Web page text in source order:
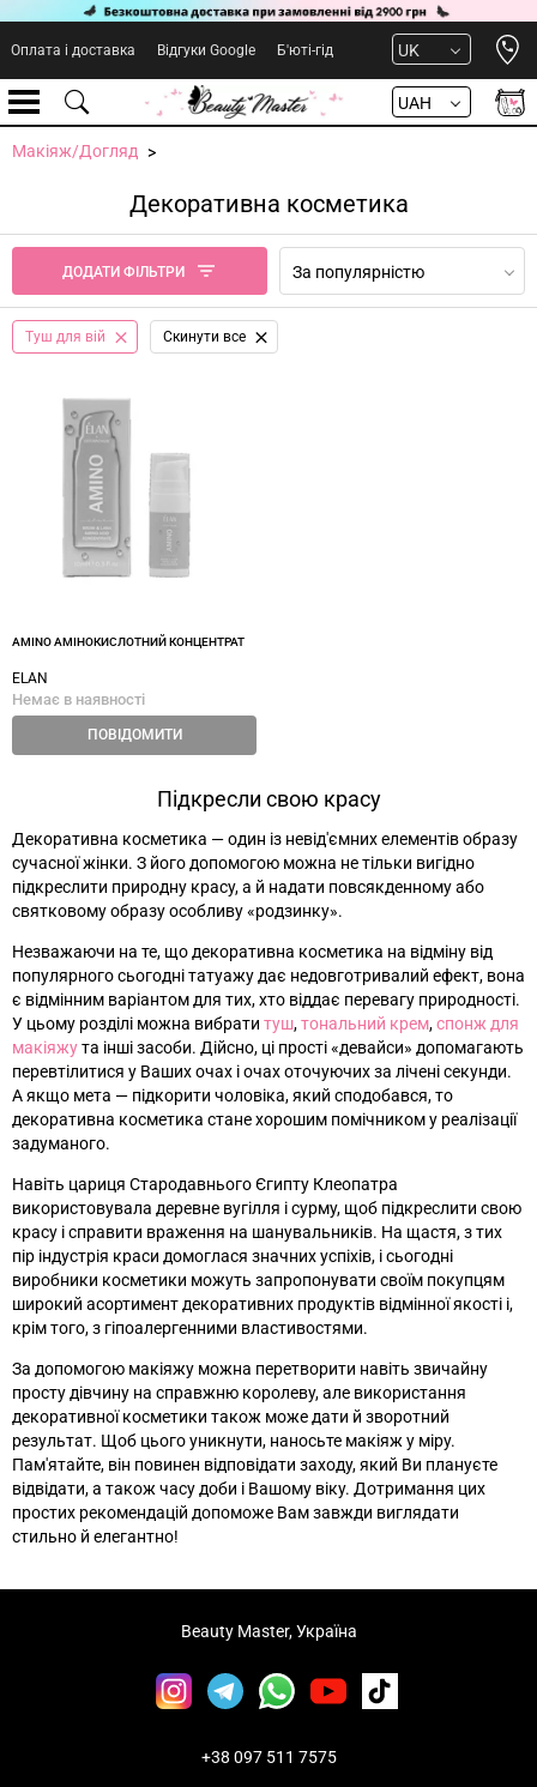
Оплата і доставка Відгуки Google Б'юті-гід UK
UAH
Макіяж/Догляд
Декоративна косметика
ДОДАТИ ФІЛЬТРИ За популярністю
Туш для вій Cкинути все
AMINO АМІНОКИСЛОТНИЙ КОНЦЕНТРАТ
ELAN
Немає в наявності
ПОВІДОМИТИ
Підкресли свою красу
Декоративна косметика —один із невід'ємних елементів образу
сучасної жінки. З його допомогою можна не тільки вигідно
підкреслити природну красу, а й надати повсякденному або
святковому образу особливу «родзинку».
Незважаючи на те, що декоративна косметика на відміну від
популярного сьогодні татуажу дає недовготривалий ефект, вона
є відмінним варіантом для тих, хто віддає перевагу природності.
У цьому розділі можна вибрати туш,тональний крем,спонж для
макіяжута інші засоби. Дійсно, ці прості «девайси» допомагають
перевтілитися у Ваших очах і очах оточуючих за лічені секунди.
А якщо мета — підкорити чоловіка, який сподобався, то
декоративна косметика стане хорошим помічником у реалізації
задуманого.
Навіть цариця Стародавнього Єгипту Клеопатра
використовувала деревне вугілля і сурму, щоб підкреслити свою
красу і справити враження на шанувальників. На щастя, з тих
пір індустрія краси домоглася значних успіхів, і сьогодні
виробники косметики можуть запропонувати своїм покупцям
широкий асортимент декоративних продуктів відмінної якості і,
крім того, з гіпоалергенними властивостями.
За допомогою макіяжу можна перетворити навіть звичайну
просту дівчину на справжню королеву, але використання
декоративної косметики також може дати й зворотний
результат. Щоб цього уникнути, наносьте макіяж у міру.
Пам'ятайте, він повинен відповідати заходу, який Ви плануєте
відвідати, а також часу доби і Вашому віку. Дотримання цих
простих рекомендацій допоможе Вам завжди виглядати
стильно й елегантно!
Beauty Master, Україна
+38 097 511 7575